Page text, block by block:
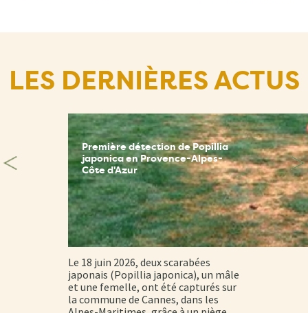
LES DERNIÈRES ACTUS
Première détection de Popillia
japonica en Provence-Alpes-
Côte d'Azur
Le 18 juin 2026, deux scarabées
japonais (Popillia japonica), un mâle
et une femelle, ont été capturés sur
la commune de Cannes, dans les